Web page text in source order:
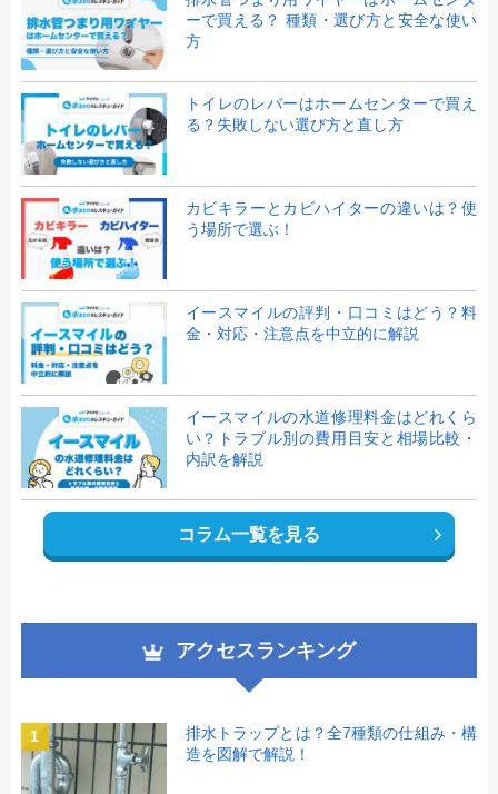
ーで買える？ 種類・選び方と安全な使い
方
トイレのレバーはホームセンターで買え
る？失敗しない選び方と直し方
カビキラーとカビハイターの違いは？使
う場所で選ぶ！
イースマイルの評判・口コミはどう？料
金・対応・注意点を中立的に解説
イースマイルの水道修理料金はどれくら
い？トラブル別の費用目安と相場比較・
内訳を解説
コラム一覧を見る
アクセスランキング
1
排水トラップとは？全7種類の仕組み・構
造を図解で解説！